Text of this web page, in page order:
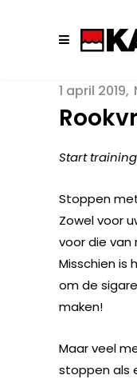
1 april 2019
Start
Stoppen
Zowel voor
voor die van
Misschien is
om de
maken!
Maar veel
stoppen als